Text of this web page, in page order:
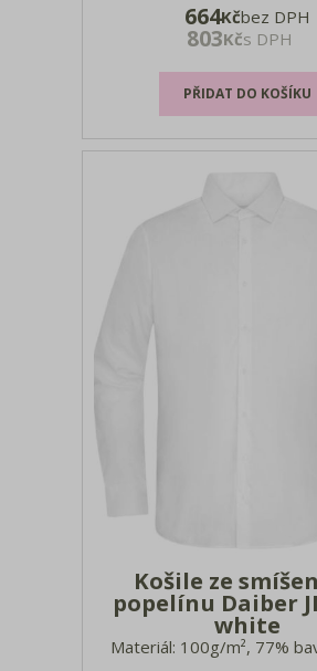
nastavitelné pomocí 2
Tear Away, neutrální
pratelné na 40°, nežehlivé,
sušičce při nízké
664Kčbez DPH
803Kčs DPH
Košile ze
popelínu Daiber
white
Materiál: 100g/m², 77%